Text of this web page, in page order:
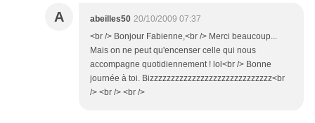
A abeilles50 20/10/2009 07:37
<br /> Bonjour Fabienne,<br /> Merci beaucoup...
Mais on ne peut qu'encenser celle qui nous
accompagne quotidiennement ! lol<br /> Bonne
journée à toi. Bizzzzzzzzzzzzzzzzzzzzzzzzzzzzz<br
/> <br /> <br />